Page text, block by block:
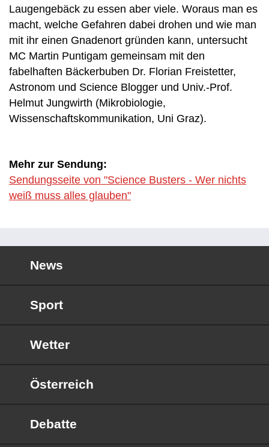
Laugengebäck zu essen aber viele. Woraus man es
macht, welche Gefahren dabei drohen und wie man
mit ihr einen Gnadenort gründen kann, untersucht
MC Martin Puntigam gemeinsam mit den
fabelhaften Bäckerbuben Dr. Florian Freistetter,
Astronom und Science Blogger und Univ.-Prof.
Helmut Jungwirth (Mikrobiologie,
Wissenschaftskommunikation, Uni Graz).
Mehr zur Sendung:
Sendungsseite von "Science Busters - Wer nichts
weiß muss alles glauben"
News
Sport
Wetter
Österreich
Debatte